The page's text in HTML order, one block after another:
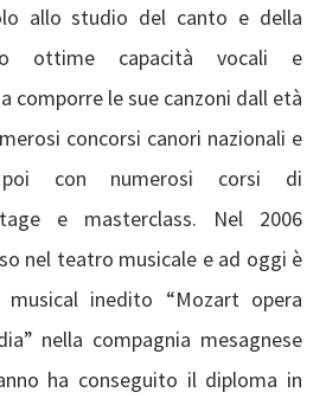
allo studio del canto e della
ottime capacità vocali e
comporre le sue canzoni dall età
concorsi canori nazionali e
poi con numerosi corsi di
e masterclass. Nel 2006
nel teatro musicale e ad oggi è
inedito “Mozart opera
nella compagnia mesagnese
ha conseguito il diploma in